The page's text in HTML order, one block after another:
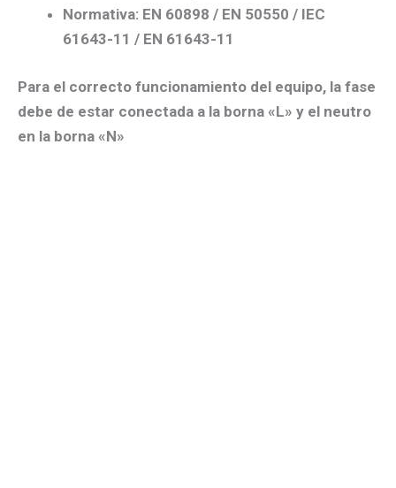
Normativa: EN 60898 / EN 50550 / IEC
61643-11 / EN 61643-11
Para el correcto funcionamiento del equipo, la fase
debe de estar conectada a la borna «L» y el neutro
en la borna «N»